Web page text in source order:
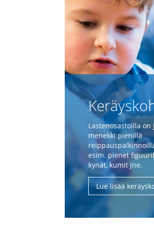
Lastenosastoilla
menekki pienillä
esim. pienet
kynät, kumit jne.
Lue lisää